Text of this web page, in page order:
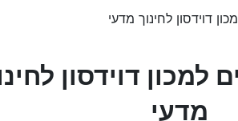
למכון דוידסון
מדעי